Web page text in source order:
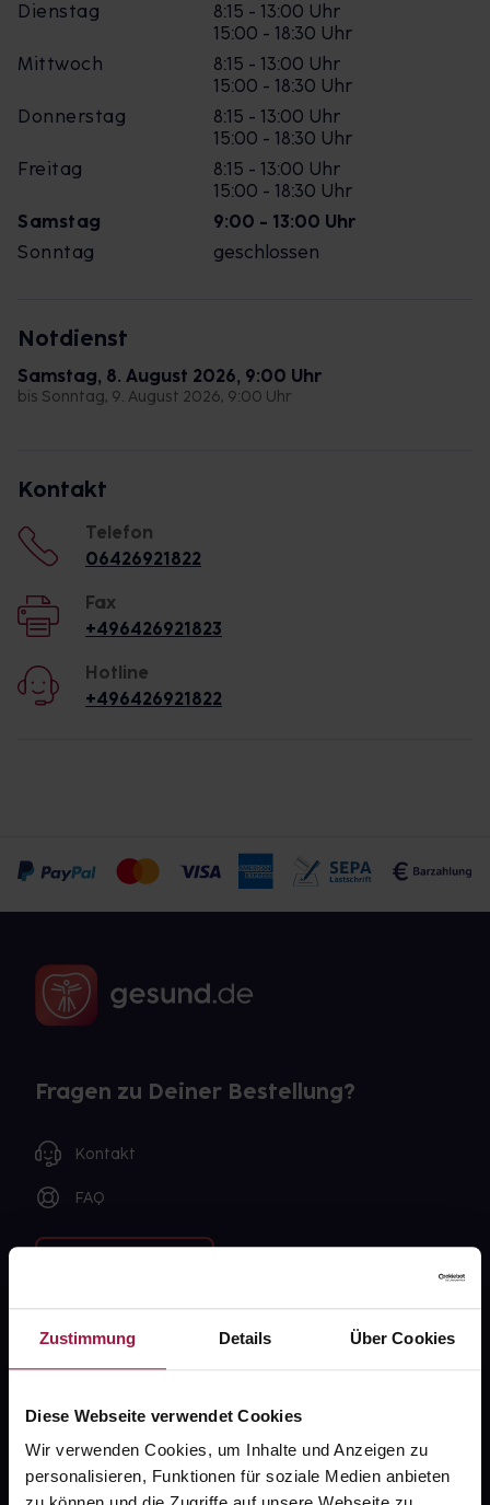
Zustimmung Details Über Cookies
Diese Webseite verwendet Cookies
Wir verwenden Cookies, um Inhalte und Anzeigen zu
personalisieren, Funktionen für soziale Medien anbieten
Dienstag
8:15 - 13:00 Uhr
15:00 - 18:30 Uhr
Mittwoch
8:15 - 13:00 Uhr
15:00 - 18:30 Uhr
Donnerstag
8:15 - 13:00 Uhr
15:00 - 18:30 Uhr
Freitag
8:15 - 13:00 Uhr
15:00 - 18:30 Uhr
Samstag
9:00 - 13:00 Uhr
Sonntag
geschlossen
Notdienst
Samstag, 8. August 2026, 9:00 Uhr
bis Sonntag, 9. August 2026, 9:00 Uhr
Kontakt
Telefon
06426921822
Fax
+496426921823
Hotline
+496426921822
Fragen zu Deiner Bestellung?
Kontakt
FAQ
Über uns
Karriere